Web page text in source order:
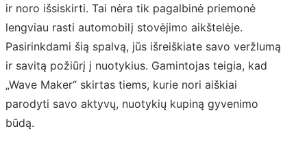
ir noro išsiskirti. Tai nėra tik pagalbinė priemonė
lengviau rasti automobilį stovėjimo aikštelėje.
Pasirinkdami šią spalvą, jūs išreiškiate savo veržlumą
ir savitą požiūrį į nuotykius. Gamintojas teigia, kad
„Wave Maker“ skirtas tiems, kurie nori aiškiai
parodyti savo aktyvų, nuotykių kupiną gyvenimo
būdą.